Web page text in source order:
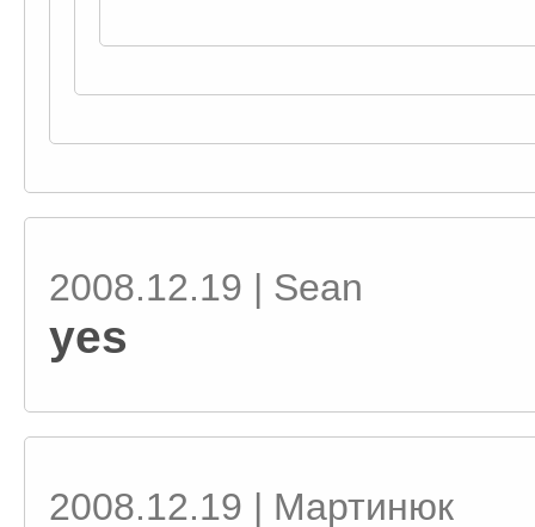
2008.12.19 | Sean
yes
2008.12.19 | Мартинюк